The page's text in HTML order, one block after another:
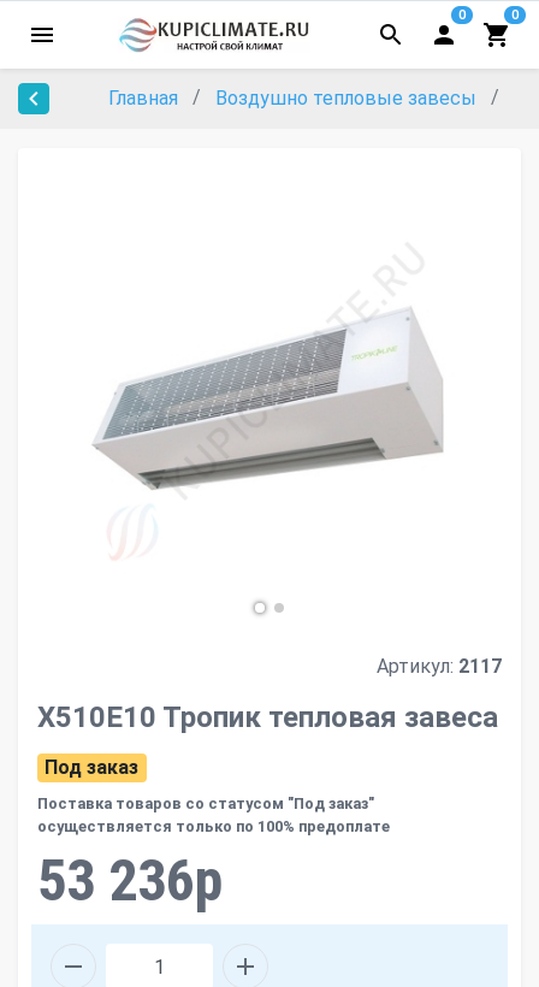
0 0
Главная Воздушно тепловые завесы
Артикул: 2117
Х510Е10 Тропик тепловая завеса
Под заказ
Поставка товаров со статусом "Под заказ"
осуществляется только по 100% предоплате
53 236р